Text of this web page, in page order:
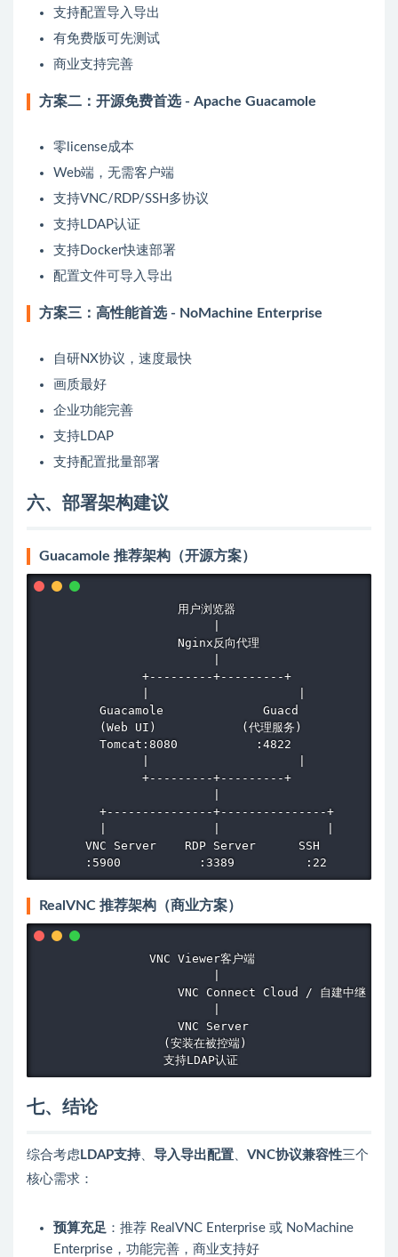
支持配置导入导出
有免费版可先测试
商业支持完善
方案二：开源免费首选 - Apache Guacamole
零license成本
Web端，无需客户端
支持VNC/RDP/SSH多协议
支持LDAP认证
支持Docker快速部署
配置文件可导入导出
方案三：高性能首选 - NoMachine Enterprise
自研NX协议，速度最快
画质最好
企业功能完善
支持LDAP
支持配置批量部署
六、部署架构建议
Guacamole 推荐架构（开源方案）
                    用户浏览器
                    Nginx反向代理
               +---------+---------+
         Guacamole              Guacd
         (Web UI)            (代理服务)
         Tomcat:8080           :4822
               +---------+---------+
         +---------------+---------------+
       VNC Server    RDP Server      SSH
       :5900           :3389          :22
RealVNC 推荐架构（商业方案）
                VNC Viewer客户端
                    VNC Connect Cloud / 自建中继
                    VNC Server
                  (安装在被控端)
                  支持LDAP认证
七、结论
综合考虑 LDAP支持、 导入导出配置、 VNC协议兼容性三个
核心需求：
预算充足 ：推荐 RealVNC Enterprise 或 NoMachine
Enterprise，功能完善，商业支持好